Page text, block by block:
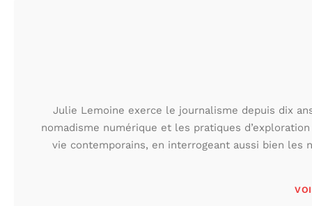
Julie Lemoine exerce le journalisme depuis dix
nomadisme numérique et les pratiques
vie contemporains, en interrogeant aussi bien